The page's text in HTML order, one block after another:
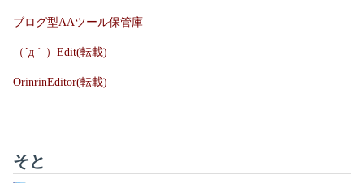
ブログ型AAツール保管庫
（´д｀）Edit(転載)
OrinrinEditor(転載)
そと